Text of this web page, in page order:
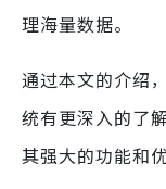
理海量数据。
通过本文的介绍
统有更深入的了
其强大的功能和优